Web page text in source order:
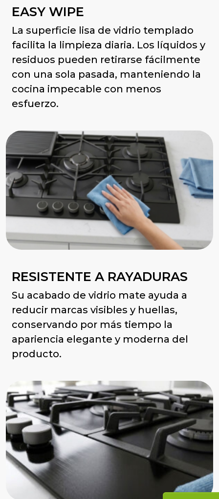
EASY WIPE
La superficie lisa de vidrio templado
facilita la limpieza diaria. Los líquidos y
residuos pueden retirarse fácilmente
con una sola pasada, manteniendo la
cocina impecable con menos
esfuerzo.
RESISTENTE A RAYADURAS
Su acabado de vidrio mate ayuda a
reducir marcas visibles y huellas,
conservando por más tiempo la
apariencia elegante y moderna del
producto.